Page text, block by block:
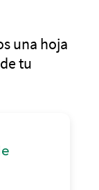
una hoja
tu